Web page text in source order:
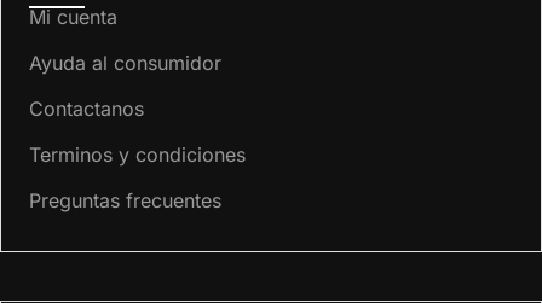
Mi cuenta
Ayuda al consumidor
Contactanos
Terminos y condiciones
Preguntas frecuentes